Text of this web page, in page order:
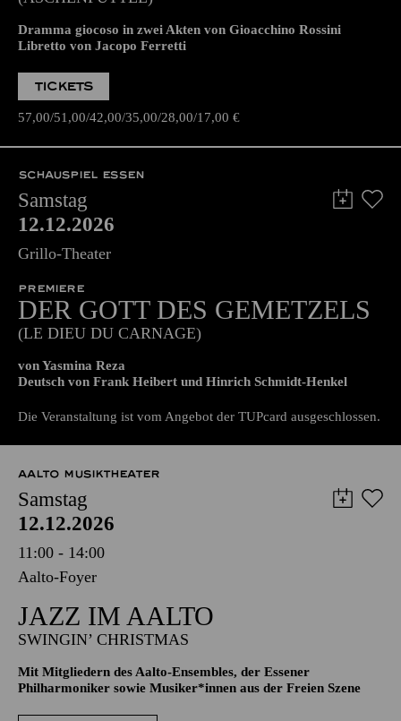
WIEDERAUFNAHME
LA CENE­RENTOLA
(ASCHENPUTTEL)
Dramma giocoso in zwei Akten von Gioacchino Rossini
Libretto von Jacopo Ferretti
57,00 51,00 42,00 35,00
SCHAUSPIEL ESSEN
Samstag
12.12.2026
Grillo-Theater
PREMIERE
DER GOTT DES GEMETZELS
(LE DIEU DU CARNAGE)
von Yasmina Reza
Die Veranstaltung ist vom Angebot der TUPcard ausgeschlossen.
AALTO MUSIKTHEATER
Samstag
12.12.2026
11:00 - 14:00
Aalto-Foyer
JAZZ IM AALTO
SWINGIN’ CHRISTMAS